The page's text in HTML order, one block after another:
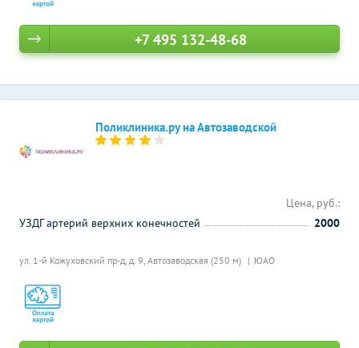
+7 495 132-48-68
Поликлиника.ру на Автозаводской
ул. 1-й Кожуховский пр-д, д. 9, Автозаводская (250 м) ЮАО
Цена, руб.:
УЗДГ артерий верхних конечностей
2000